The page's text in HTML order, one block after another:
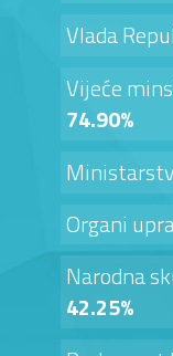
Vlada
Vijeće
74.90%
Organi
Narodna
42.25%